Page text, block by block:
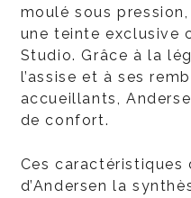
moulé sous
une teinte exclusive
Studio. Grâce à la
l’assise et à ses
accueillants,
de confort.
Ces caractéristiques
d’Andersen la